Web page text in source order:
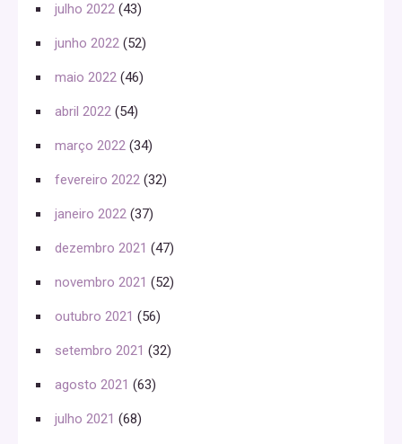
julho 2022 (43)
junho 2022 (52)
maio 2022 (46)
abril 2022 (54)
março 2022 (34)
fevereiro 2022 (32)
janeiro 2022 (37)
dezembro 2021 (47)
novembro 2021 (52)
outubro 2021 (56)
setembro 2021 (32)
agosto 2021 (63)
julho 2021 (68)